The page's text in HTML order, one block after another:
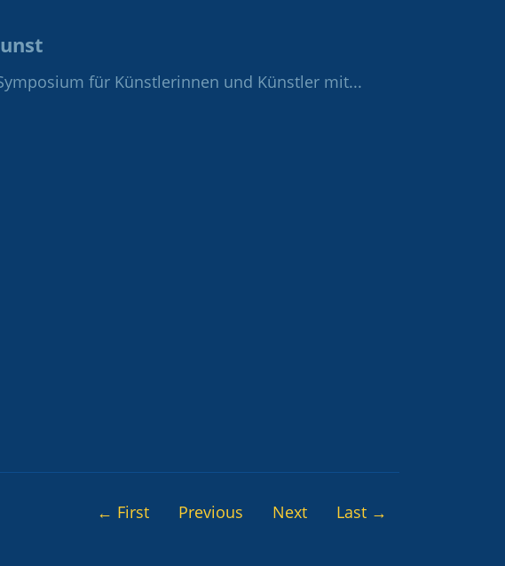
für Künstlerinnen und Künstler mit...
← First Previous Next Last →